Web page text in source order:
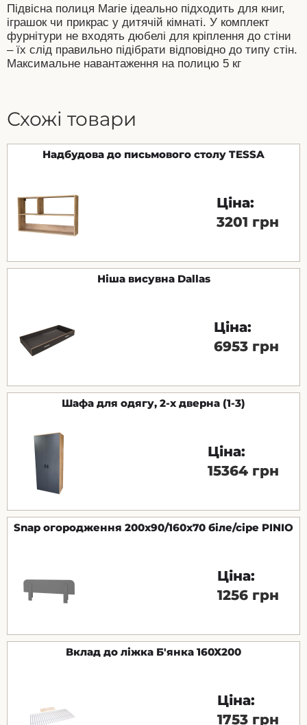
Підвісна полиця Marie ідеально підходить для книг,
іграшок чи прикрас у дитячій кімнаті. У комплект
фурнітури не входять дюбелі для кріплення до стіни
– їх слід правильно підібрати відповідно до типу стін.
Максимальне навантаження на полицю 5 кг
Схожі товари
Надбудова до письмового столу TESSA
Ціна:
3201 грн
Ніша висувна Dallas
Ціна:
6953 грн
Шафа для одягу, 2-х дверна (1-3)
Ціна:
15364 грн
Snap огородження 200х90/160х70 біле/сіре PINIO
Ціна:
1256 грн
Вклад до ліжка Б'янка 160Х200
Ціна:
1753 грн